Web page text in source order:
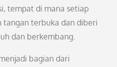
tempat di mana setiap
tangan terbuka dan diberi
dan berkembang.
bagian dari